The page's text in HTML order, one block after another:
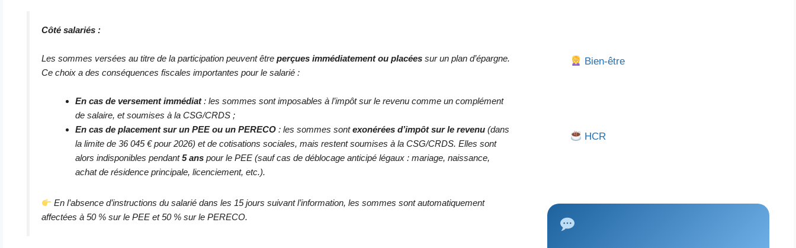
Côté salariés :
Les sommes versées au titre de la participation peuvent être perçues immédiatement ou placéessur un plan d’épargne.
Ce choix a des conséquences fiscales importantes pour le salarié :
En cas de versement immédiat: les sommes sont imposables à l’impôt sur le revenu comme un complément
de salaire, et soumises à la CSG/CRDS ;
En cas de placement sur un PEE ou un PERECO : les sommes sontexonérées d’impôt sur le revenu (dans
la limite de 36 045 € pour 2026) et de cotisations sociales, mais restent soumises à la CSG/CRDS. Elles sont
alors indisponibles pendant5 ans pour le PEE (sauf cas de déblocage anticipé légaux : mariage, naissance,
achat de résidence principale, licenciement, etc.).
En l’absence d’instructions du salarié dans les 15 jours suivant l’information, les sommes sont automatiquement
affectées à 50 % sur le PEE et 50 % sur le PERECO.
Bien-être
HCR